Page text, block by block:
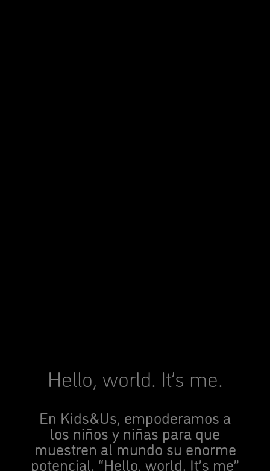
Hello, world. It’s me.
En Kids&Us, empoderamos a
los niños y niñas para que
muestren al mundo su enorme
potencial. “Hello, world. It’s me”